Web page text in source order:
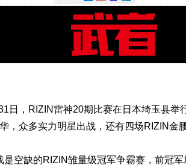
，RIZIN雷神20期比赛在日本埼玉县举
，众多实力明星出战，还有四场RIZIN金
空缺的RIZIN雏量级冠军争霸赛，前冠军